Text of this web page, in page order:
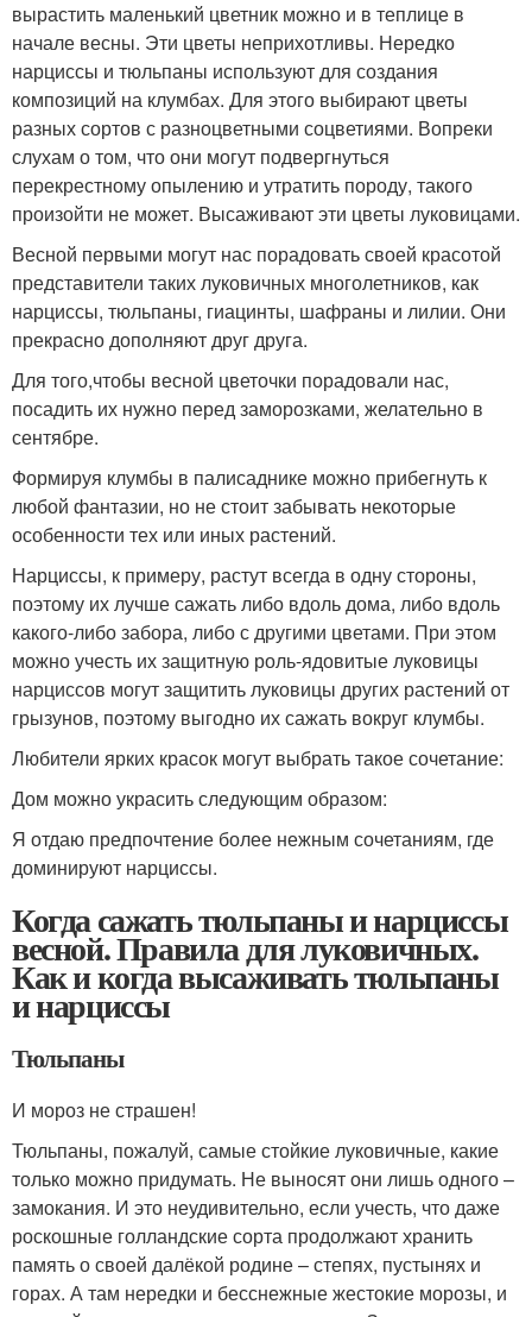
вырастить маленький цветник можно и в теплице в
начале весны. Эти цветы неприхотливы. Нередко
нарциссы и тюльпаны используют для создания
композиций на клумбах. Для этого выбирают цветы
разных сортов с разноцветными соцветиями. Вопреки
слухам о том, что они могут подвергнуться
перекрестному опылению и утратить породу, такого
произойти не может. Высаживают эти цветы луковицами.
Весной первыми могут нас порадовать своей красотой
представители таких луковичных многолетников, как
нарциссы, тюльпаны, гиацинты, шафраны и лилии. Они
прекрасно дополняют друг друга.
Для того,чтобы весной цветочки порадовали нас,
посадить их нужно перед заморозками, желательно в
сентябре.
Формируя клумбы в палисаднике можно прибегнуть к
любой фантазии, но не стоит забывать некоторые
особенности тех или иных растений.
Нарциссы, к примеру, растут всегда в одну стороны,
поэтому их лучше сажать либо вдоль дома, либо вдоль
какого-либо забора, либо с другими цветами. При этом
можно учесть их защитную роль-ядовитые луковицы
нарциссов могут защитить луковицы других растений от
грызунов, поэтому выгодно их сажать вокруг клумбы.
Любители ярких красок могут выбрать такое сочетание:
Дом можно украсить следующим образом:
Я отдаю предпочтение более нежным сочетаниям, где
доминируют нарциссы.
Когда сажать тюльпаны и нарциссы
весной. Правила для луковичных.
Как и когда высаживать тюльпаны
и нарциссы
Тюльпаны
И мороз не страшен!
Тюльпаны, пожалуй, самые стойкие луковичные, какие
только можно придумать. Не выносят они лишь одного –
замокания. И это неудивительно, если учесть, что даже
роскошные голландские сорта продолжают хранить
память о своей далёкой родине – степях, пустынях и
горах. А там нередки и бесснежные жестокие морозы, и